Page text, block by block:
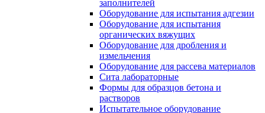
заполнителей
Оборудование для испытания адгезии
Оборудование для испытания
органических вяжущих
Оборудование для дробления и
измельчения
Оборудование для рассева материалов
Сита лабораторные
Формы для образцов бетона и
растворов
Испытательное оборудование